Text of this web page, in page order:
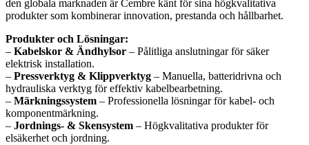
den globala marknaden är Cembre känt för sina högkvalitativa
produkter som kombinerar innovation, prestanda och hållbarhet.
Produkter och Lösningar:
– Kabelskor & Ändhylsor – Pålitliga anslutningar för säker
elektrisk installation.
– Pressverktyg & Klippverktyg – Manuella, batteridrivna och
hydrauliska verktyg för effektiv kabelbearbetning.
– Märkningssystem – Professionella lösningar för kabel- och
komponentmärkning.
– Jordnings- & Skensystem – Högkvalitativa produkter för
elsäkerhet och jordning.